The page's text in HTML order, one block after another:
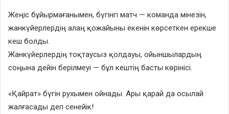
Жеңіс бұйырмағанымен, бүгінгі матч — команда мінезін,
жанкүйерлердің алаң қожайыны екенін көрсеткен ерекше
кеш болды.
Жанкүйерлердің тоқтаусыз қолдауы, ойыншылардың
соңына дейін берілмеуі — бұл кештің басты көрінісі.
«Қайрат» бүгін рухымен ойнады. Ары қарай да осылай
жалғасады деп сенейік!